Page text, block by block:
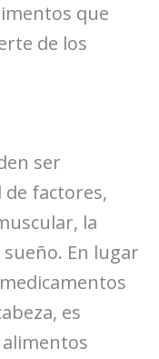
que
de los
ser
de factores,
la
En lugar
es